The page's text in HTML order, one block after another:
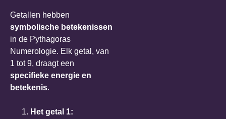
Getallen hebben
symbolische betekenissen
in de Pythagoras
Numerologie. Elk getal, van
1 tot 9, draagt een
specifieke energie en
betekenis.
Het getal 1: